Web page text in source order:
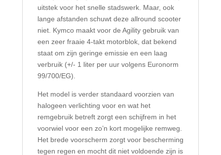
uitstek voor het snelle stadswerk. Maar, ook
lange afstanden schuwt deze allround scooter
niet. Kymco maakt voor de Agility gebruik van
een zeer fraaie 4-takt motorblok, dat bekend
staat om zijn geringe emissie en een laag
verbruik (+/- 1 liter per uur volgens Euronorm
99/700/EG).
Het model is verder standaard voorzien van
halogeen verlichting voor en wat het
remgebruik betreft zorgt een schijfrem in het
voorwiel voor een zo’n kort mogelijke remweg.
Het brede voorscherm zorgt voor bescherming
tegen regen en mocht dit niet voldoende zijn is